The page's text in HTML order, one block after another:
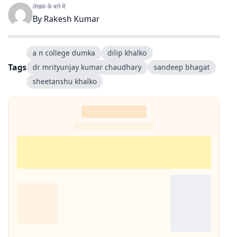
लेखक के बारे में
By Rakesh Kumar
Tags
a n college dumka
dilip khalko
dr mrityunjay kumar chaudhary
sandeep bhagat
sheetanshu khalko